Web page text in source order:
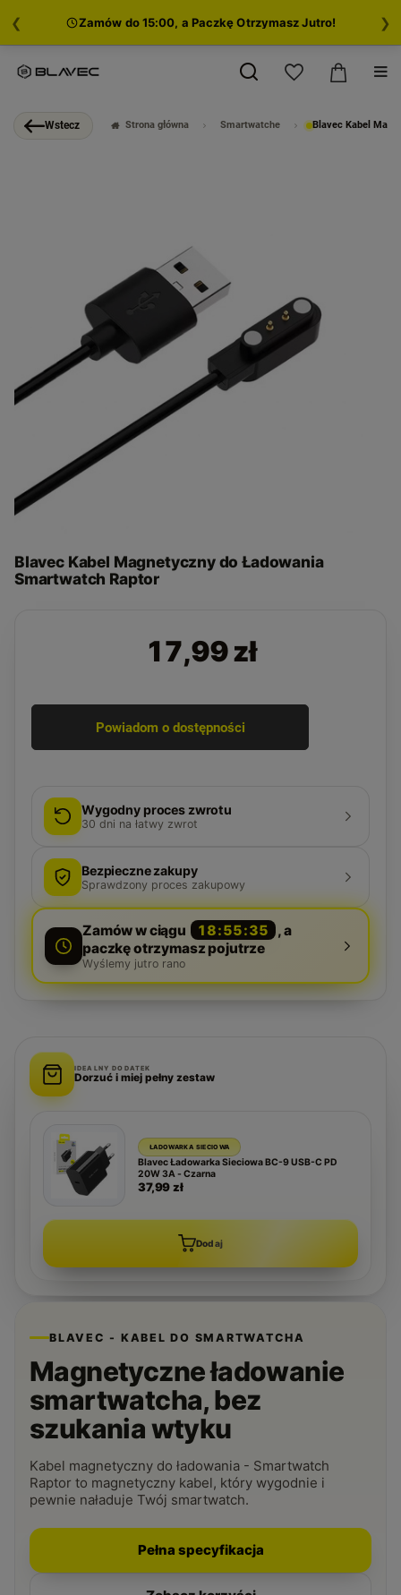
Zamów do 15:00, a Paczkę Otrzymasz Jutro!
❮ ❯
Strona główna Smartwatche Blavec Kabel
Blavec Kabel Magnetyczny do Ładowania
Smartwatch Raptor
17,99 zł
Powiadom o dostępności
Wygodny proces zwrotu
30 dni na łatwy zwrot
Bezpieczne zakupy
Sprawdzony proces zakupowy
Zamów w ciągu 18:55:35
, a
paczkę otrzymasz pojutrze
Wyślemy jutro rano
IDEALNY DODATEK
Dorzuć i miej pełny zestaw
ŁADOWARKA SIECIOWA
Blavec Ładowarka Sieciowa BC-9 USB-C PD
20W 3A - Czarna
37,99 zł
Dodaj
BLAVEC - KABEL DO SMARTWATCHA
Magnetyczne ładowanie
smartwatcha, bez
szukania wtyku
Kabel magnetyczny do ładowania - Smartwatch
Raptor to magnetyczny kabel, który wygodnie i
pewnie naładuje Twój smartwatch.
Pełna specyfikacja